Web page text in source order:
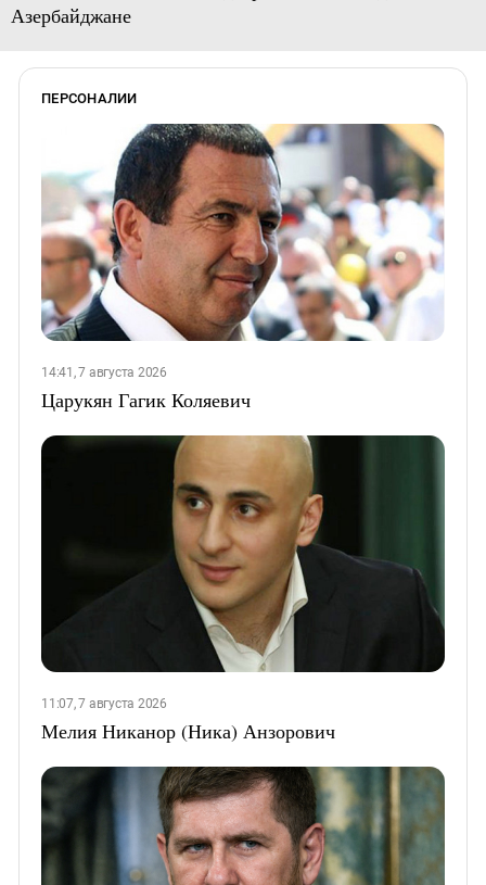
Азербайджане
ПЕРСОНАЛИИ
14:41, 7 августа 2026
Царукян Гагик Коляевич
11:07, 7 августа 2026
Мелия Никанор (Ника) Анзорович